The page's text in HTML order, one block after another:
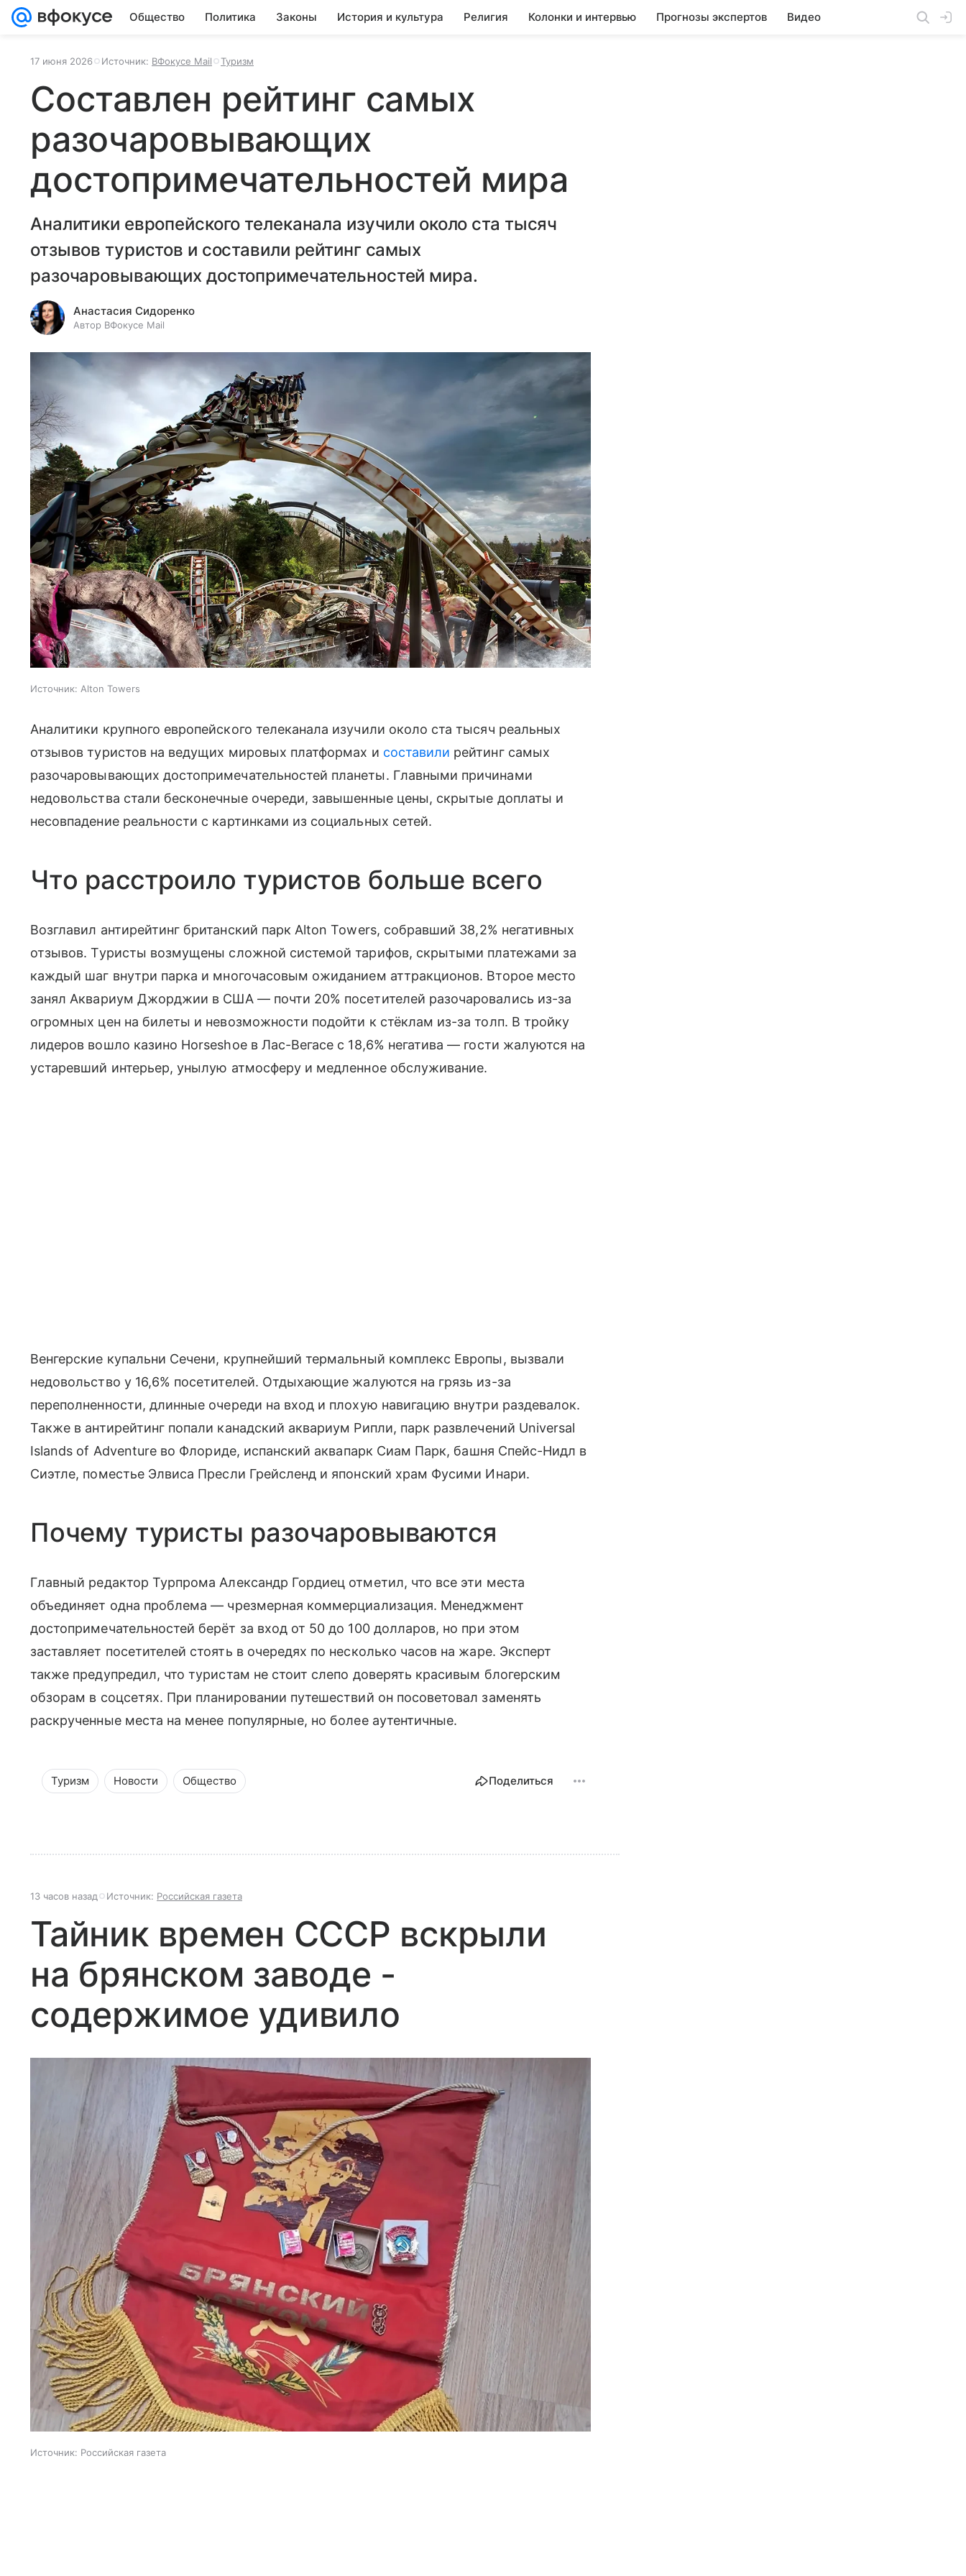
Общество Политика Законы История и культура Религия Колонки и интервью Прогнозы экспертов Видео
17 июня 2026 Источник: ВФокусе Mail Туризм
Составлен рейтинг самых
разочаровывающих
достопримечательностей мира
Аналитики европейского телеканала изучили около ста тысяч
отзывов туристов и составили рейтинг самых
разочаровывающих достопримечательностей мира.
Анастасия Сидоренко
Автор ВФокусе Mail
Источник: Alton Towers
Аналитики крупного европейского телеканала изучили около ста тысяч реальных
отзывов туристов на ведущих мировых платформах и составили рейтинг самых
разочаровывающих достопримечательностей планеты. Главными причинами
недовольства стали бесконечные очереди, завышенные цены, скрытые доплаты и
несовпадение реальности с картинками из социальных сетей.
Что расстроило туристов больше всего
Возглавил антирейтинг британский парк Alton Towers, собравший 38,2% негативных
отзывов. Туристы возмущены сложной системой тарифов, скрытыми платежами за
каждый шаг внутри парка и многочасовым ожиданием аттракционов. Второе место
занял Аквариум Джорджии в США — почти 20% посетителей разочаровались из-за
огромных цен на билеты и невозможности подойти к стёклам из-за толп. В тройку
лидеров вошло казино Horseshoe в Лас-Вегасе с 18,6% негатива — гости жалуются на
устаревший интерьер, унылую атмосферу и медленное обслуживание.
Венгерские купальни Сечени, крупнейший термальный комплекс Европы, вызвали
недовольство у 16,6% посетителей. Отдыхающие жалуются на грязь из-за
переполненности, длинные очереди на вход и плохую навигацию внутри раздевалок.
Также в антирейтинг попали канадский аквариум Рипли, парк развлечений Universal
Islands of Adventure во Флориде, испанский аквапарк Сиам Парк, башня Спейс-Нидл в
Сиэтле, поместье Элвиса Пресли Грейсленд и японский храм Фусими Инари.
Почему туристы разочаровываются
Главный редактор Турпрома Александр Гордиец отметил, что все эти места
объединяет одна проблема — чрезмерная коммерциализация. Менеджмент
достопримечательностей берёт за вход от 50 до 100 долларов, но при этом
заставляет посетителей стоять в очередях по несколько часов на жаре. Эксперт
также предупредил, что туристам не стоит слепо доверять красивым блогерским
обзорам в соцсетях. При планировании путешествий он посоветовал заменять
раскрученные места на менее популярные, но более аутентичные.
Туризм Новости Общество Поделиться
13 часов назад Источник: Российская газета
Тайник времен СССР вскрыли
на брянском заводе -
содержимое удивило
Источник: Российская газета